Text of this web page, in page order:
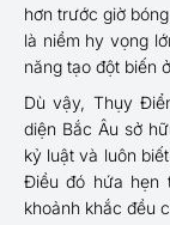
hơn trước giờ
là niềm hy vọng
năng tạo đột biến
Dù vậy, Thụy
diện Bắc Âu sở
kỷ luật và luôn
Điều đó hứa hẹn
khoảnh khắc đều